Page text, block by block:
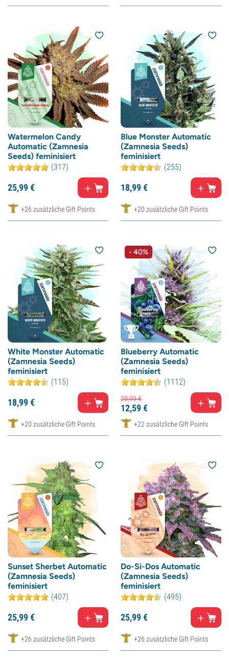
Watermelon Candy
Automatic (Zamnesia
Seeds) feminisiert
(317)
25,99€
+26 zusätzliche Gift Points
Blue Monster Automatic
(Zamnesia Seeds)
feminisiert
(255)
18,99€
+20 zusätzliche Gift Points
White Monster Automatic
(Zamnesia Seeds)
feminisiert
(115)
18,99€
+20 zusätzliche Gift Points
- 40%
Blueberry Automatic
(Zamnesia Seeds)
feminisiert
(1112)
20,99€
12,59€
+22 zusätzliche Gift Points
Sunset Sherbet Automatic
(Zamnesia Seeds)
feminisiert
(407)
25,99€
+26 zusätzliche Gift Points
Do-Si-Dos Automatic
(Zamnesia Seeds)
feminisiert
(495)
25,99€
+26 zusätzliche Gift Points